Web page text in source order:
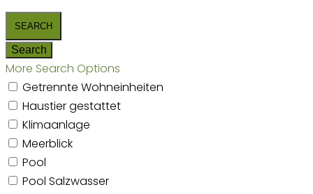
More Search Options
Getrennte Wohneinheiten
Haustier gestattet
Klimaanlage
Meerblick
Pool
Pool Salzwasser